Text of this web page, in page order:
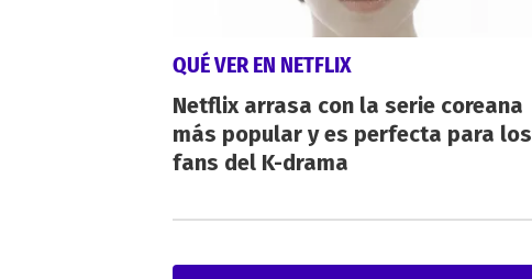
QUÉ VER EN NETFLIX
Netflix arrasa con la serie coreana
más popular y es perfecta para los
fans del K-drama